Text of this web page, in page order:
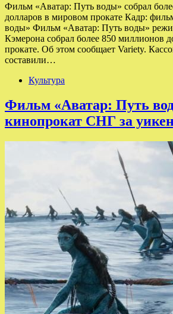
Фильм «Аватар: Путь воды» собрал
долларов в мировом прокате Кадр:
воды» Фильм «Аватар: Путь воды»
Кэмерона собрал более 850 миллионов
прокате. Об этом сообщает Variety.
составили…
Культура
Фильм «Аватар: Путь
кинопрокат СНГ за